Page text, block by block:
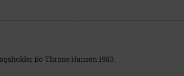
Bo Thrane Hansen 1983.